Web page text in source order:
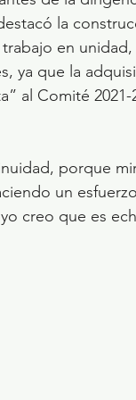
la
en
ya que la
al Comité
porque
un
creo que es